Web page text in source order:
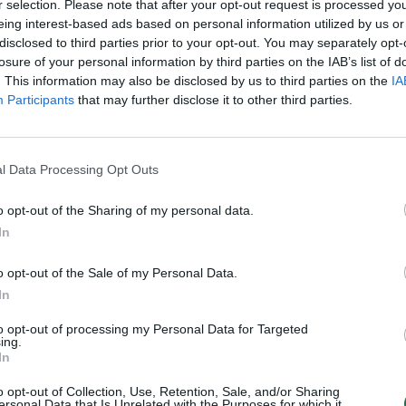
selection. Please note that after your opt-out request is processed
interest-based ads based on personal information utilized by us
to third parties prior to your opt-out. You may separately
of your personal information by third parties on the IAB’s list of
This information may also be disclosed by us to third parties on the
Participants that may further disclose it to other third parties.
Data Processing Opt Outs
opt-out of the Sharing of my personal data.
opt-out of the Sale of my Personal Data.
opt-out of processing my Personal Data for Targeted
opt-out of Collection, Use, Retention, Sale, and/or Sharing
Visi įrašai
–
00:03:52
Liūdna vyresnio amžiaus dirbančiųjų
kasdienybė – priekabiavimas, patyčios ir
Žinios | Lietuvos diena
Aukštaitijos pučiamųjų orkestras
Žinios Lietuvos diena